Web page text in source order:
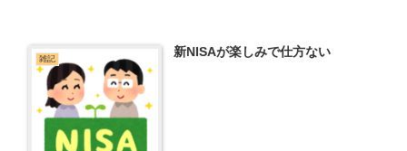
雑記 新NISAが楽しみで仕方ない